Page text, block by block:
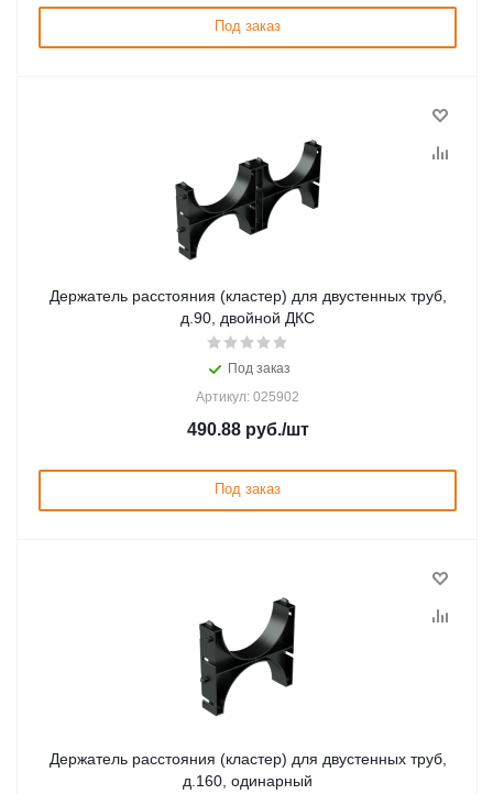
Под заказ
Держатель расстояния (кластер) для двустенных труб,
д.90, двойной ДКС
Под заказ
Артикул: 025902
490.88руб./шт
Под заказ
Держатель расстояния (кластер) для двустенных труб,
д.160, одинарный